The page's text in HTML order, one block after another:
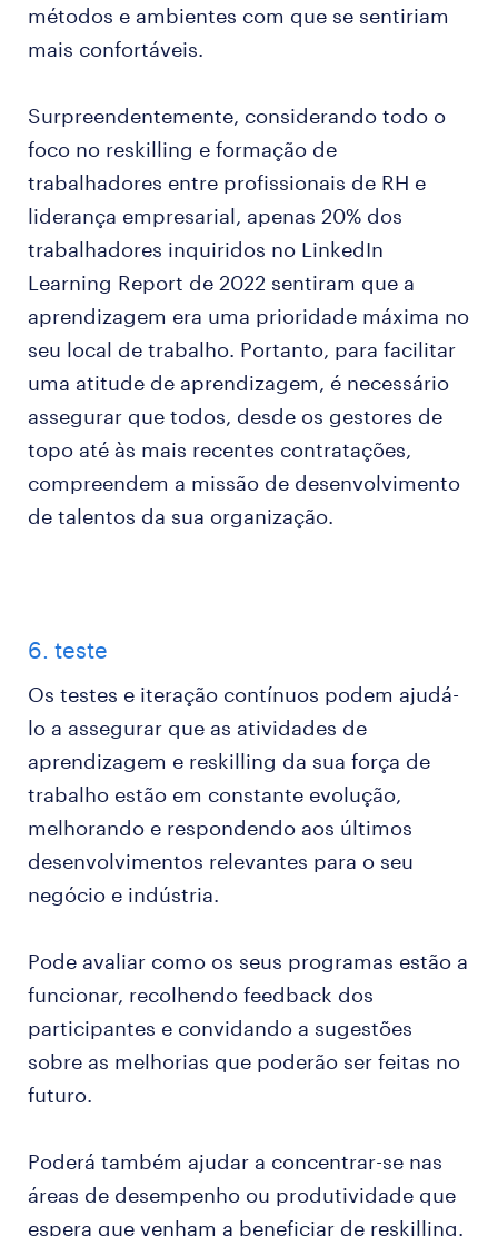
métodos e ambientes com que se sentiriam
mais confortáveis.
Surpreendentemente, considerando todo o
foco no reskilling e formação de
trabalhadores entre profissionais de RH e
liderança empresarial, apenas 20% dos
trabalhadores inquiridos no LinkedIn
Learning Report de 2022 sentiram que a
aprendizagem era uma prioridade máxima no
seu local de trabalho. Portanto, para facilitar
uma atitude de aprendizagem, é necessário
assegurar que todos, desde os gestores de
topo até às mais recentes contratações,
compreendem a missão de desenvolvimento
de talentos da sua organização.
6. teste
Os testes e iteração contínuos podem ajudá-
lo a assegurar que as atividades de
aprendizagem e reskilling da sua força de
trabalho estão em constante evolução,
melhorando e respondendo aos últimos
desenvolvimentos relevantes para o seu
negócio e indústria.
Pode avaliar como os seus programas estão a
funcionar, recolhendo feedback dos
participantes e convidando a sugestões
sobre as melhorias que poderão ser feitas no
futuro.
Poderá também ajudar a concentrar-se nas
áreas de desempenho ou produtividade que
espera que venham a beneficiar de reskilling.